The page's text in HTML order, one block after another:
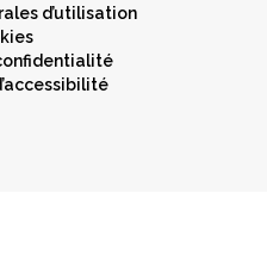
d’utilisation